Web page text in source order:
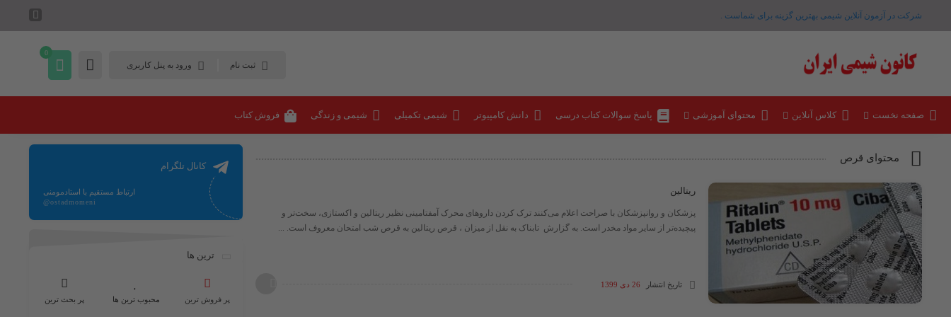
شرکت در آزمون آنلاین شیمی بهترین گزینه برای شماست .
ثبت نام ورود به پنل کاربری
0
صفحه نخست کلاس آنلاین محتوای آموزشی پاسخ سوالات کتاب درسی دانش کامپیوتر شیمی تکمیلی شیمی و زندگی فروش کتاب
محتوای قرص
ریتالین
پزشکان و روانپزشکان با صراحت اعلام می‌کنند ترک کردن داروهای محرک آمفتامینی نظیر ریتالین و اکستازی، سخت‌تر و
پیچیده‌تر از سایر مواد مخدر است. به گزارش تابناک به نقل از میزان ، قرص ریتالین به قرص شب امتحان معروف است. ...
تاریخ انتشار 26 دی 1399
کانال تلگرام
ارتباط مستقیم با استادمومنی
@ostadmomeni
ترین ها
پر فروش ترین محبوب ترین ها پر بحث ترین